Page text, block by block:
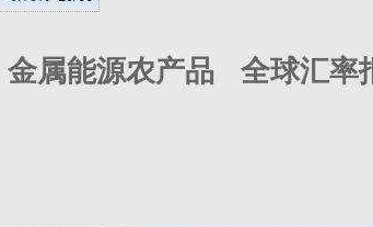
金属能源农产品 全球汇